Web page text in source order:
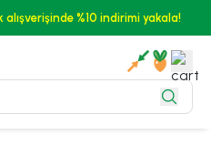
%10 indirimi yakala!